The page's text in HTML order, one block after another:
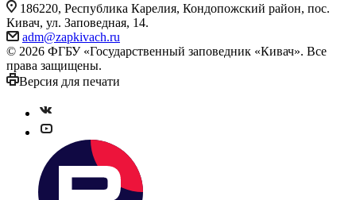
186220, Республика Карелия, Кондопожский район, пос.
Кивач, ул. Заповедная, 14.
adm@zapkivach.ru
© 2026 ФГБУ «Государственный заповедник «Кивач». Все
права защищены.
Версия для печати